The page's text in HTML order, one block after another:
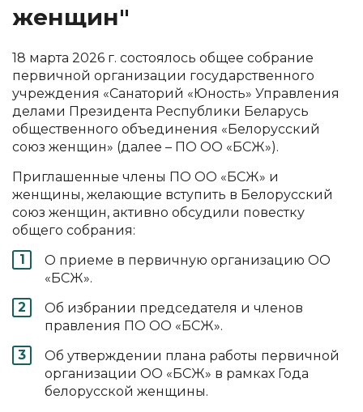
женщин"
18 марта 2026 г. состоялось общее собрание
первичной организации государственного
учреждения «Санаторий «Юность» Управления
делами Президента Республики Беларусь
общественного объединения «Белорусский
союз женщин» (далее – ПО ОО «БСЖ»).
Приглашенные члены ПО ОО «БСЖ» и
женщины, желающие вступить в Белорусский
союз женщин, активно обсудили повестку
общего собрания:
О приеме в первичную организацию ОО
«БСЖ».
Об избрании председателя и членов
правления ПО ОО «БСЖ».
Об утверждении плана работы первичной
организации ОО «БСЖ» в рамках Года
белорусской женщины.